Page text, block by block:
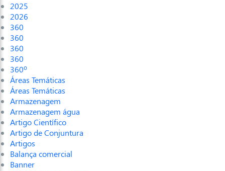
2025
2026
360
360
360
360
360º
Áreas Temáticas
Áreas Temáticas
Armazenagem
Armazenagem água
Artigo Científico
Artigo de Conjuntura
Artigos
Balança comercial
Banner